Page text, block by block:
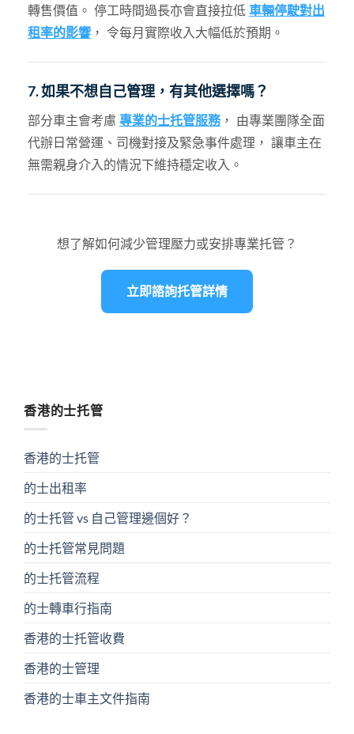
轉售價值。 停工時間過長亦會直接拉低 車輛停駛對出
租率的影響 ， 令每月實際收入大幅低於預期。
7. 如果不想自己管理，有其他選擇嗎？
部分車主會考慮 專業的士托管服務， 由專業團隊全面
代辦日常營運、司機對接及緊急事件處理， 讓車主在
無需親身介入的情況下維持穩定收入。
想了解如何減少管理壓力或安排專業托管？
立即諮詢托管詳情
香港的士托管
香港的士托管
的士出租率
的士托管 vs 自己管理邊個好？
的士托管常見問題
的士托管流程
的士轉車行指南
香港的士托管收費
香港的士管理
香港的士車主文件指南